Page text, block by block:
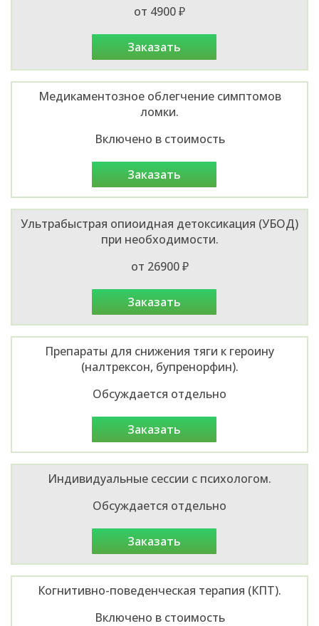
от 4900 ₽
заказать
Медикаментозное облегчение симптомов
ломки.
Включено в стоимость
заказать
Ультрабыстрая опиоидная детоксикация (УБОД)
при необходимости.
от 26900 ₽
заказать
Препараты для снижения тяги к героину
(налтрексон, бупренорфин).
Обсуждается отдельно
заказать
Индивидуальные сессии с психологом.
Обсуждается отдельно
заказать
Когнитивно-поведенческая терапия (КПТ).
Включено в стоимость